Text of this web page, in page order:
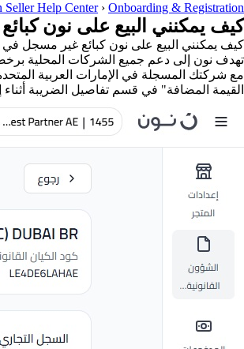
Seller Help Center› Onboarding & Registration
كيف يمكنني البيع على نون
كيف يمكنني البيع على نون كبائع غير مسجل في
تهدف نون إلى دعم جميع الشركات المحلية
مع شركتك المسجلة في الإمارات العربية
القيمة المضافة" في قسم تفاصيل الضريبة